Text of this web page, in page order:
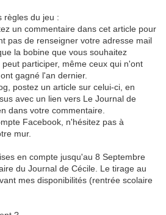
règles du jeu :
un commentaire dans cet article pour
pas de renseigner votre adresse mail
la bobine que vous souhaitez
participer, même ceux qui n'ont
gagné l'an dernier.
postez un article sur celui-ci, en
avec un lien vers Le Journal de
dans votre commentaire.
Facebook, n'hésitez pas à
mur.
en compte jusqu'au 8 Septembre
du Journal de Cécile. Le tirage au
mes disponibilités (rentrée scolaire